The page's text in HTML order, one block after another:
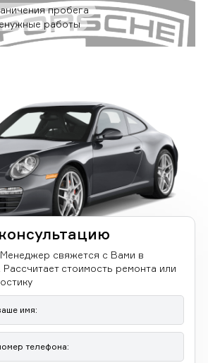
пробега
работы
Менеджер свяжется с Вами в
Рассчитает стоимость ремонта или